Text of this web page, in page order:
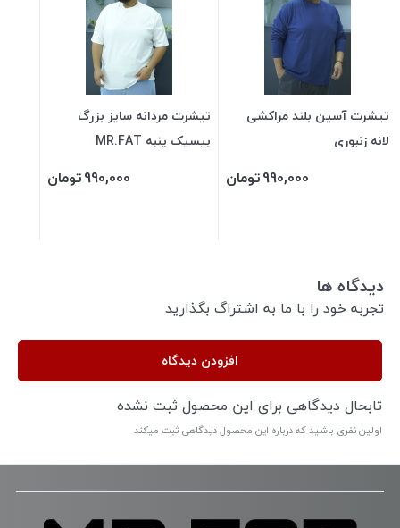
تیشرت آسین بلند مراکشی
لانه زنبوری
990,000تومان
تیشرت مردانه سایز بزرگ
بیسیک پنبه MR.FAT
990,000تومان
دیدگاه ها
تجربه خود را با ما به اشتراگ بگذارید
افزودن دیدگاه
تابحال دیدگاهی برای این محصول ثبت نشده
اولین نفری باشید که درباره این محصول دیدگاهی ثبت میکند